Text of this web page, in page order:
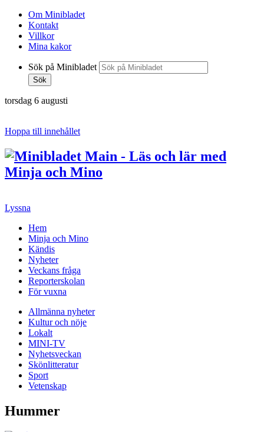
Om Minibladet
Kontakt
Villkor
Mina kakor
Sök på Minibladet
Sök
torsdag 6 augusti
Hoppa till innehållet
Lyssna
Hem
Minja och Mino
Kändis
Nyheter
Veckans fråga
Reporterskolan
För vuxna
Allmänna nyheter
Kultur och nöje
Lokalt
MINI-TV
Nyhetsveckan
Skönlitteratur
Sport
Vetenskap
Hummer